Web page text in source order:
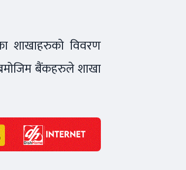
शाखाहरुको विवरण
बैंकहरुले शाखा